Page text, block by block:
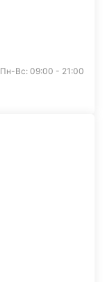
Пн-Вс: 09:00 - 21:00